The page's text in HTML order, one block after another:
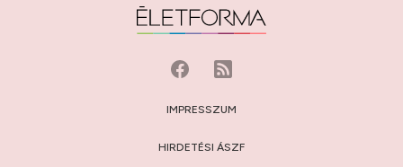
IMPRESSZUM
HIRDETÉSI ÁSZF